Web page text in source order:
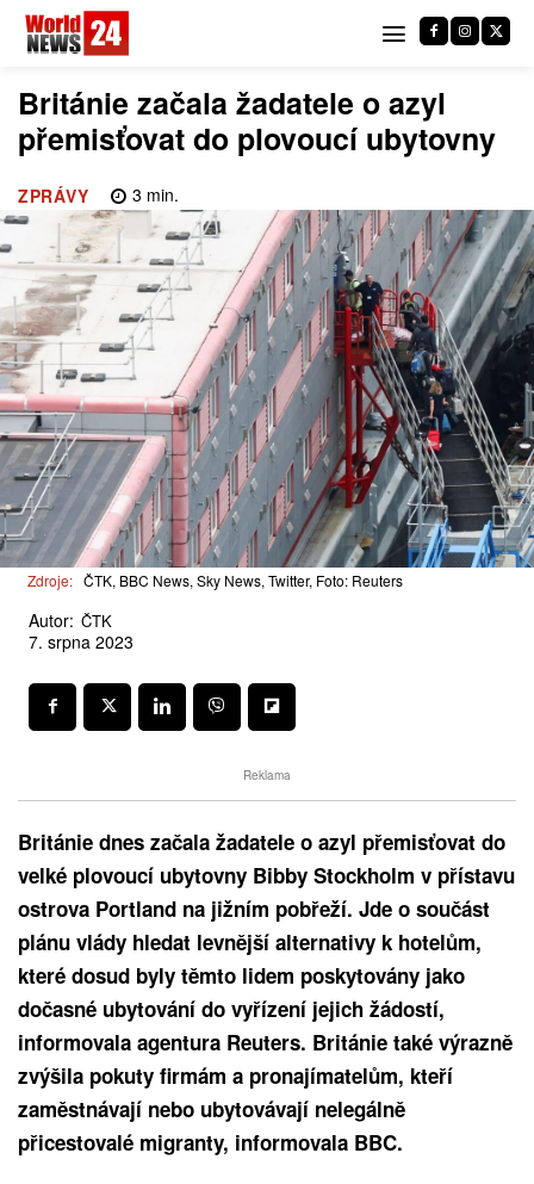
Británie začala žadatele o azyl
přemisťovat do plovoucí ubytovny
ZPRÁVY 3 min.
Zdroje: ČTK, BBC News, Sky News, Twitter, Foto: Reuters
Autor: ČTK
7. srpna 2023
Reklama
Británie dnes začala žadatele o azyl přemisťovat do
velké plovoucí ubytovny Bibby Stockholm v přístavu
ostrova Portland na jižním pobřeží. Jde o součást
plánu vlády hledat levnější alternativy k hotelům,
které dosud byly těmto lidem poskytovány jako
dočasné ubytování do vyřízení jejich žádostí,
informovala agentura Reuters. Británie také výrazně
zvýšila pokuty firmám a pronajímatelům, kteří
zaměstnávají nebo ubytovávají nelegálně
přicestovalé migranty, informovala BBC.